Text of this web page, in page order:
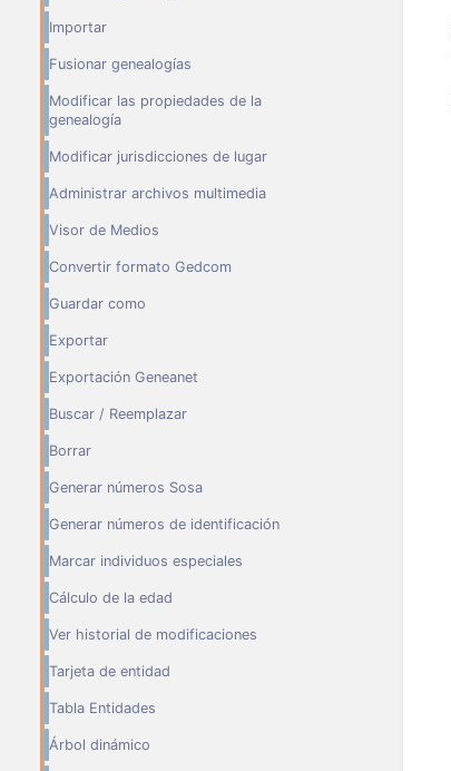
Importar
Fusionar genealogías
Modificar las propiedades de la
genealogía
Modificar jurisdicciones de lugar
Administrar archivos multimedia
Visor de Medios
Convertir formato Gedcom
Guardar como
Exportar
Exportación Geneanet
Buscar / Reemplazar
Borrar
Generar números Sosa
Generar números de identificación
Marcar individuos especiales
Cálculo de la edad
Ver historial de modificaciones
Tarjeta de entidad
Tabla Entidades
Árbol dinámico